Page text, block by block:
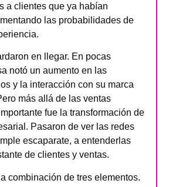
a clientes que ya habían
las probabilidades de
en llegar. En pocas
notó un aumento en las
y la interacción con su marca
más allá de las ventas
fue la transformación de
. Pasaron de ver las redes
escaparate, a entenderlas
de clientes y ventas.
combinación de tres elementos.